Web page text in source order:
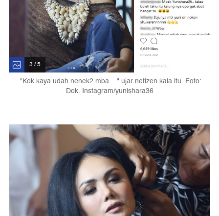
3 / 5
"Kok kaya udah nenek2 mba...." ujar netizen kala itu. Foto:
Dok. Instagram/yunishara36